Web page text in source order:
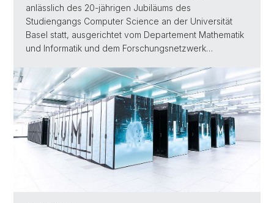
anlässlich des 20-jährigen Jubiläums des
Studiengangs Computer Science an der Universität
Basel statt, ausgerichtet vom Departement Mathematik
und Informatik und dem Forschungsnetzwerk…